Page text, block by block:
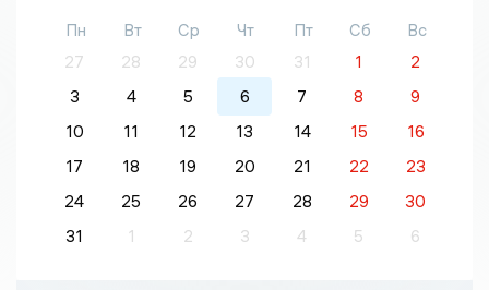
Пн Вт Ср Чт Пт Сб
Вс
27
28 29 30 31 1
2
3
4 5 6 7 8
9
10
11 12 13 14 15
16
17
18 19 20 21 22
23
24
25 26 27 28 29
30
31
1 2 3 4 5 6